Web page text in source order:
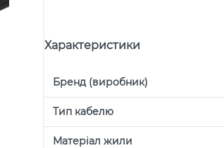
Характеристики
Бренд (виробник)
Тип кабелю
Матеріал жили